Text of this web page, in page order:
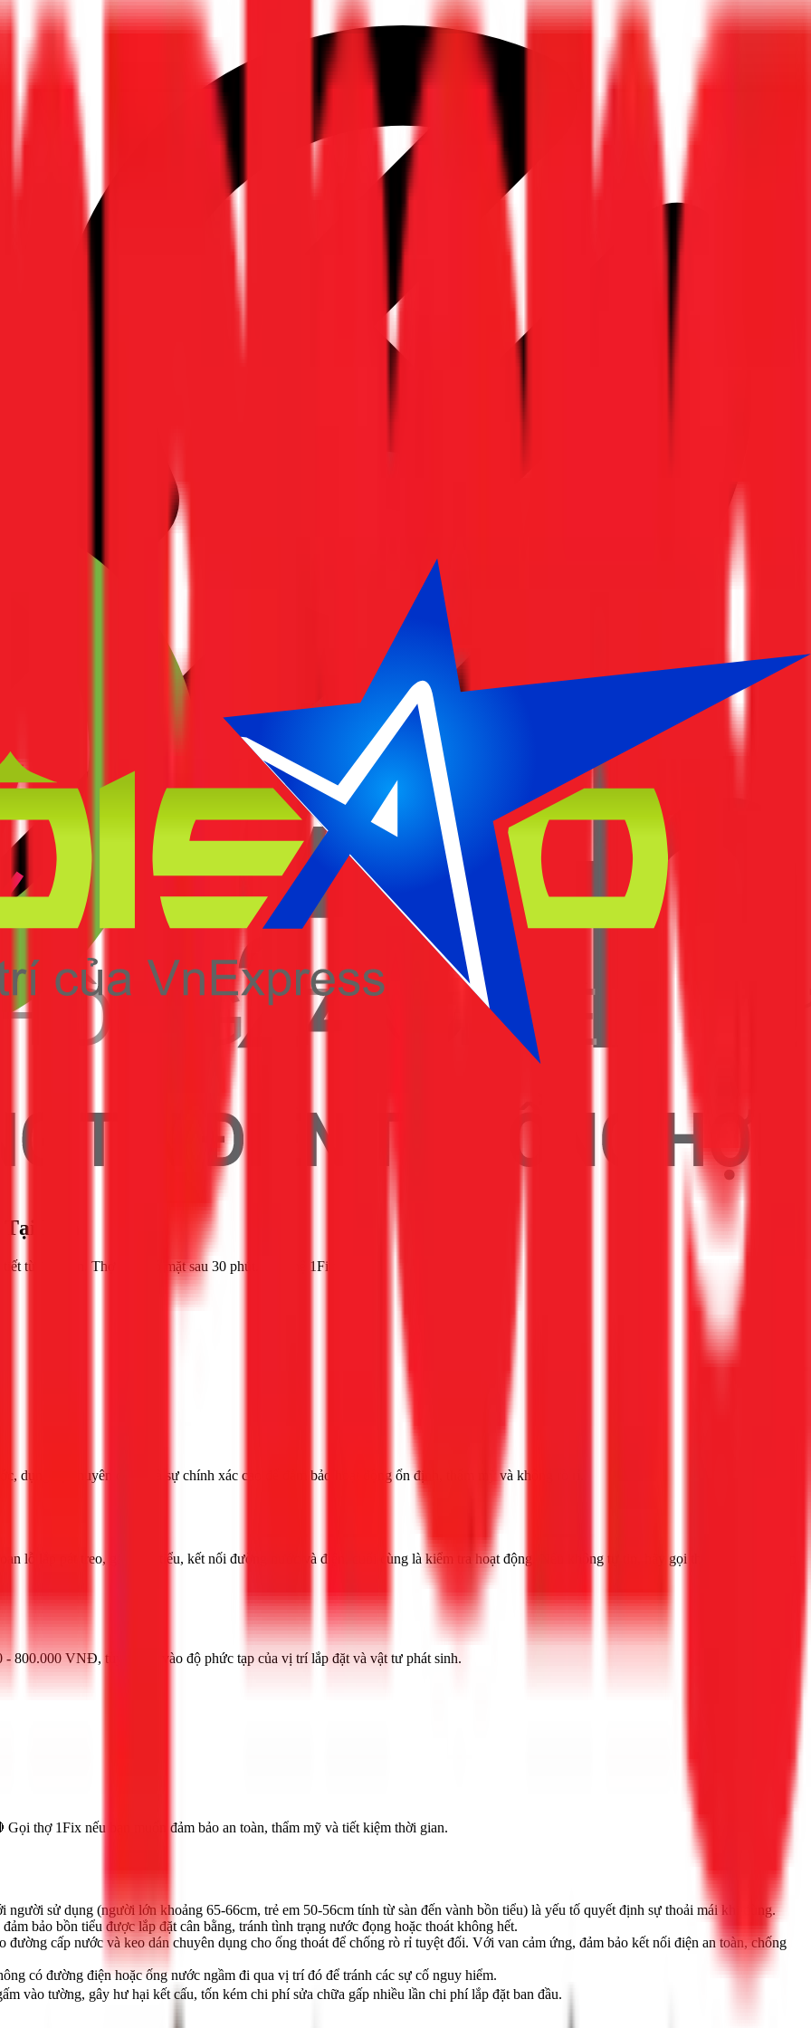
Nhà
từ 1Fix.vn. Thợ giỏi, có mặt sau 30 phút. Liên hệ 1Fix
dụng cụ chuyên dụng và sự chính xác cao để đảm bảo hoạt động ổn định, thẩm mỹ và không rò rỉ.
lỗ lắp pát treo, gắn bồn tiểu, kết nối đường nước và điện, cuối cùng là kiểm tra hoạt động. Nếu không tự tin, hãy gọi thợ chuyên nghiệp
800.000 VNĐ, tùy thuộc vào độ phức tạp của vị trí lắp đặt và vật tư phát sinh.
thợ 1Fix nếu bạn muốn đảm bảo an toàn, thẩm mỹ và tiết kiệm thời gian.
sử dụng (người lớn khoảng 65-66cm, trẻ em 50-56cm tính từ sàn đến vành bồn tiểu) là yếu tố quyết định sự thoải mái khi dùng.
bảo bồn tiểu được lắp đặt cân bằng, tránh tình trạng nước đọng hoặc thoát không hết.
đường cấp nước và keo dán chuyên dụng cho ống thoát để chống rò rỉ tuyệt đối. Với van cảm ứng, đảm bảo kết nối điện an toàn, chống
có đường điện hoặc ống nước ngầm đi qua vị trí đó để tránh các sự cố nguy hiểm.
vào tường, gây hư hại kết cấu, tốn kém chi phí sửa chữa gấp nhiều lần chi phí lắp đặt ban đầu.